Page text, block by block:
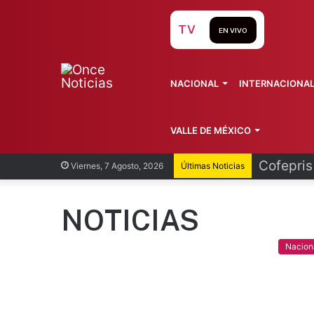
Viernes, 7 Agosto, 2026 Últimas Noticias
TV EN VIVO
NACIONAL INTERNACIONAL
VALLE DE MÉXICO
NOTICIAS